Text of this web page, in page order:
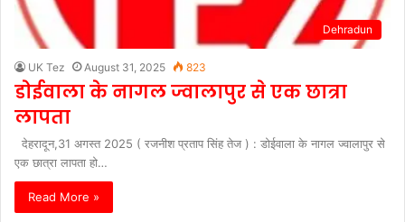
Dehradun
UK Tez August 31, 2025 823
डोईवाला के नागल ज्वालापुर से एक छात्रा
लापता
देहरादून,31 अगस्त 2025 ( रजनीश प्रताप सिंह तेज ) : डोईवाला के नागल ज्वालापुर से
एक छात्रा लापता हो…
Read More »